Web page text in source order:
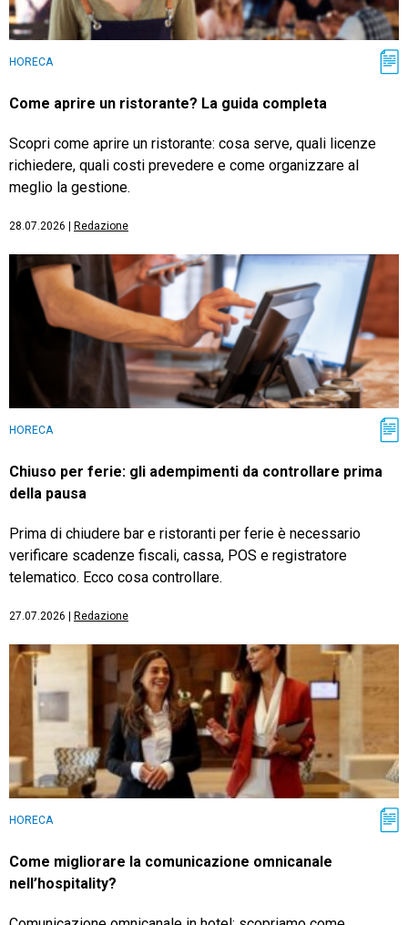
HORECA
Come aprire un ristorante? La guida completa
Scopri come aprire un ristorante: cosa serve, quali licenze
richiedere, quali costi prevedere e come organizzare al
meglio la gestione.
28.07.2026 Redazione
HORECA
Chiuso per ferie: gli adempimenti da controllare prima
della pausa
Prima di chiudere bar e ristoranti per ferie è necessario
verificare scadenze fiscali, cassa, POS e registratore
telematico. Ecco cosa controllare.
27.07.2026 Redazione
HORECA
Come migliorare la comunicazione omnicanale
nell’hospitality?